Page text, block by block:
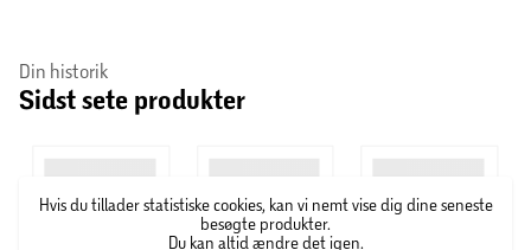
Din historik
Sidst sete produkter
Hvis du tillader statistiske cookies, kan vi nemt vise dig dine seneste
besøgte produkter.
Du kan altid ændre det igen.